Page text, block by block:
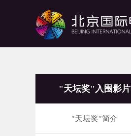
"天坛奖"入围影片
"天坛奖"简介